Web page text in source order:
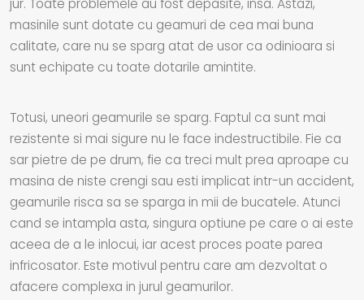
masinile sunt dotate cu geamuri de cea mai buna
calitate, care nu se sparg atat de usor ca odinioara si
sunt echipate cu toate dotarile amintite.
Totusi, uneori geamurile se sparg. Faptul ca sunt mai
rezistente si mai sigure nu le face indestructibile. Fie ca
sar pietre de pe drum, fie ca treci mult prea aproape cu
masina de niste crengi sau esti implicat intr-un accident,
geamurile risca sa se sparga in mii de bucatele. Atunci
cand se intampla asta, singura optiune pe care o ai este
aceea de a le inlocui, iar acest proces poate parea
infricosator. Este motivul pentru care am dezvoltat o
afacere complexa in jurul geamurilor.